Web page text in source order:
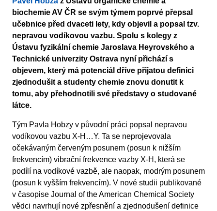
biochemie AV ČR se svým týmem poprvé přepsal
učebnice před dvaceti lety, kdy objevil a popsal tzv.
nepravou vodíkovou vazbu. Spolu s kolegy z
Ústavu fyzikální chemie Jaroslava Heyrovského a
Technické univerzity Ostrava nyní přichází s
objevem, který má potenciál dříve přijatou definici
zjednodušit a studenty chemie znovu donutit k
tomu, aby přehodnotili své představy o studované
látce.
Tým Pavla Hobzy v původní práci popsal nepravou
vodíkovou vazbu X-H…Y. Ta se neprojevovala
očekávaným červeným posunem (posun k nižším
frekvencím) vibrační frekvence vazby X-H, která se
podílí na vodíkové vazbě, ale naopak, modrým posunem
(posun k vyšším frekvencím). V nové studii publikované
v časopise Journal of the American Chemical Society
vědci navrhují nové zpřesnění a zjednodušení definice